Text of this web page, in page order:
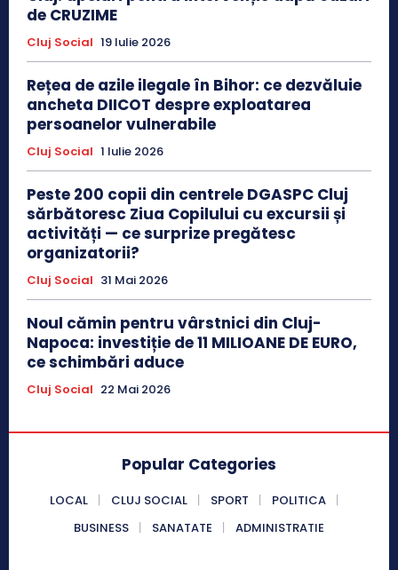
de CRUZIME
Cluj Social 19 Iulie 2026
Rețea de azile ilegale în Bihor: ce dezvăluie
ancheta DIICOT despre exploatarea
persoanelor vulnerabile
Cluj Social 1 Iulie 2026
Peste 200 copii din centrele DGASPC Cluj
sărbătoresc Ziua Copilului cu excursii și
activități — ce surprize pregătesc
organizatorii?
Cluj Social 31 Mai 2026
Noul cămin pentru vârstnici din Cluj-
Napoca: investiție de 11 MILIOANE DE EURO,
ce schimbări aduce
Cluj Social 22 Mai 2026
Popular Categories
LOCAL CLUJ SOCIAL SPORT
POLITICA
BUSINESS
SANATATE ADMINISTRATIE